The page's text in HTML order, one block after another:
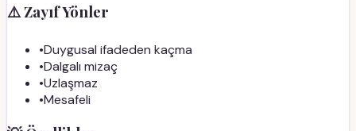
⚠️ Zayıf Yönler
•Duygusal ifadeden kaçma
•Dalgalı mizaç
•Uzlaşmaz
•Mesafeli